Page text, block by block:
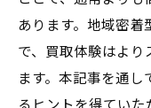
あります。地域密着
で、買取体験はより
ます。本記事を通し